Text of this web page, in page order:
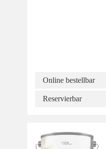
Online bestellbar
Reservierbar